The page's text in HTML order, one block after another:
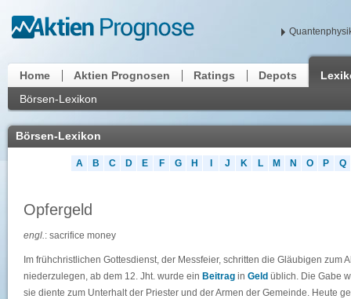
Home Aktien Prognosen Ratings Depots
Börsen-Lexikon
Börsen-Lexikon
A B C D E F G H J K L M N O P Q
Opfergeld
engl.: sacrifice money
Im frühchristlichen Gottesdienst, der Messfeier, schritten die Gläubigen zum
niederzulegen, ab dem 12. Jht. wurde ein Beitrag in Geld üblich. Die Gabe
sie diente zum Unterhalt der Priester und der Armen der Gemeinde. Heute